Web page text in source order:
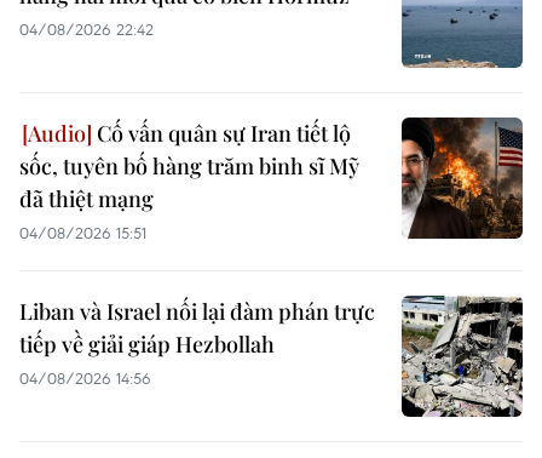
04/08/2026 22:42
Cố vấn quân sự Iran tiết lộ
sốc, tuyên bố hàng trăm binh sĩ Mỹ
đã thiệt mạng
04/08/2026 15:51
Liban và Israel nối lại đàm phán trực
tiếp về giải giáp Hezbollah
04/08/2026 14:56